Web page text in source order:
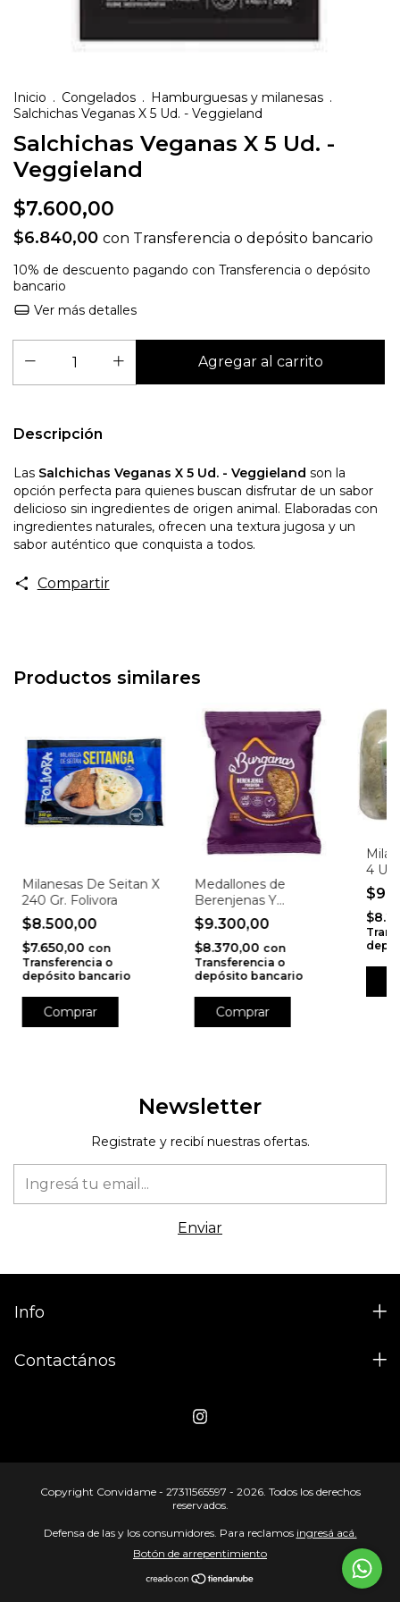
Inicio . Congelados . Hamburguesas y milanesas .
Salchichas Veganas X 5 Ud. - Veggieland
Salchichas Veganas X 5 Ud. -
Veggieland
$7.600,00
$6.840,00 con Transferencia o depósito bancario
10% de descuento pagando con Transferencia o depósito
bancario
Ver más detalles
Descripción
Las Salchichas Veganas X 5 Ud. - Veggieland son la
opción perfecta para quienes buscan disfrutar de un sabor
delicioso sin ingredientes de origen animal. Elaboradas con
ingredientes naturales, ofrecen una textura jugosa y un
sabor auténtico que conquista a todos.
Compartir
Productos similares
Milanesas De Seitan X
240 Gr. Folivora
$8.500,00
$7.650,00 con
Transferencia o
depósito bancario
Medallones de
Berenjenas Y
Pimentón x 4
unidades x 460 Gr. -
Burganas
$9.300,00
$8.370,00 con
Transferencia o
depósito bancario
4
Newsletter
Registrate y recibí nuestras ofertas.
Info
Contactános
Copyright Convidame - 27311565597 - 2026. Todos los derechos
reservados.
Defensa de las y los consumidores. Para reclamos ingresá acá.
Botón de arrepentimiento